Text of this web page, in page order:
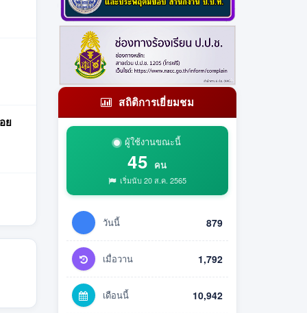
ย
สถิติการเยี่ยมชม
ผู้ใช้งานขณะนี้
45 คน
เริ่มนับ 20 ส.ค. 2565
วันนี้ 879
เมื่อวาน 1,792
เดือนนี้ 10,942